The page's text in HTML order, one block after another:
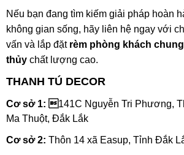
Nếu bạn đang tìm kiếm giải pháp hoàn
không gian sống, hãy liên hệ ngay với
vấn và lắp đặt rèm phòng khách
thủy chất lượng cao.
THANH TÚ DECOR
Cơ sở 1: 141C Nguyễn Tri Phương,
Ma Thuột, Đắk Lắk
Cơ sở 2: Thôn 14 xã Easup, Tỉnh Đắk